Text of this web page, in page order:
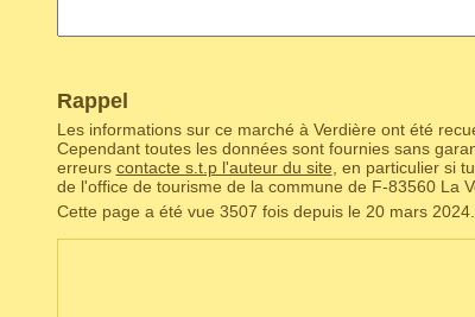
Rappel
Les informations sur ce marché à Verdière ont été
Cependant toutes les données sont fournies sans
erreurs contacte s.t.p l'auteur du site , en particulier si
de l'office de tourisme de la commune de F‑83560 La
Cette page a été vue 3507 fois depuis le 20 mars 2024.